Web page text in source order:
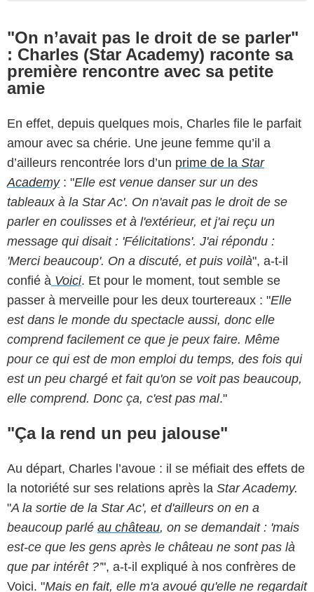
"On n’avait pas le droit de se parler"
: Charles (Star Academy) raconte sa
première rencontre avec sa petite
amie
En effet, depuis quelques mois, Charles file le parfait
amour avec sa chérie. Une jeune femme qu’il a
d’ailleurs rencontrée lors d’un prime de la Star
Academy: "Elle est venue danser sur un des
tableaux à la Star Ac'. On n'avait pas le droit de se
parler en coulisses et à l'extérieur, et j'ai reçu un
message qui disait : 'Félicitations'. J'ai répondu :
'Merci beaucoup'. On a discuté, et puis voilà", a-t-il
confié à Voici. Et pour le moment, tout semble se
passer à merveille pour les deux tourtereaux : "Elle
est dans le monde du spectacle aussi, donc elle
comprend facilement ce que je peux faire. Même
pour ce qui est de mon emploi du temps, des fois qui
est un peu chargé et fait qu'on se voit pas beaucoup,
elle comprend. Donc ça, c'est pas mal."
"Ça la rend un peu jalouse"
Au départ, Charles l’avoue : il se méfiait des effets de
la notoriété sur ses relations après la Star Academy.
"A la sortie de la Star Ac', et d'ailleurs on en a
beaucoup parlé au château, on se demandait : 'mais
est-ce que les gens après le château ne sont pas là
que par intérêt ?’", a-t-il expliqué à nos confrères de
Voici. "Mais en fait, elle m'a avoué qu'elle ne regardait